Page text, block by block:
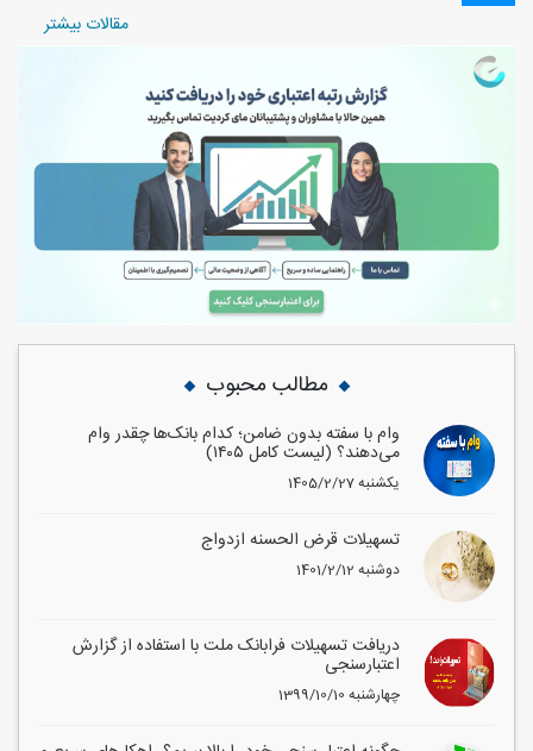
مقالات بیشتر
مطالب محبوب
وام با سفته بدون ضامن؛ کدام بانک‌ها چقدر وام
می‌دهند؟ (لیست کامل ۱۴۰۵)
1405/2/27 یکشنبه
تسهیلات قرض الحسنه ازدواج
1401/2/12 دوشنبه
دریافت تسهیلات فرابانک ملت با استفاده از گزارش
اعتبارسنجی
1399/10/10 چهارشنبه